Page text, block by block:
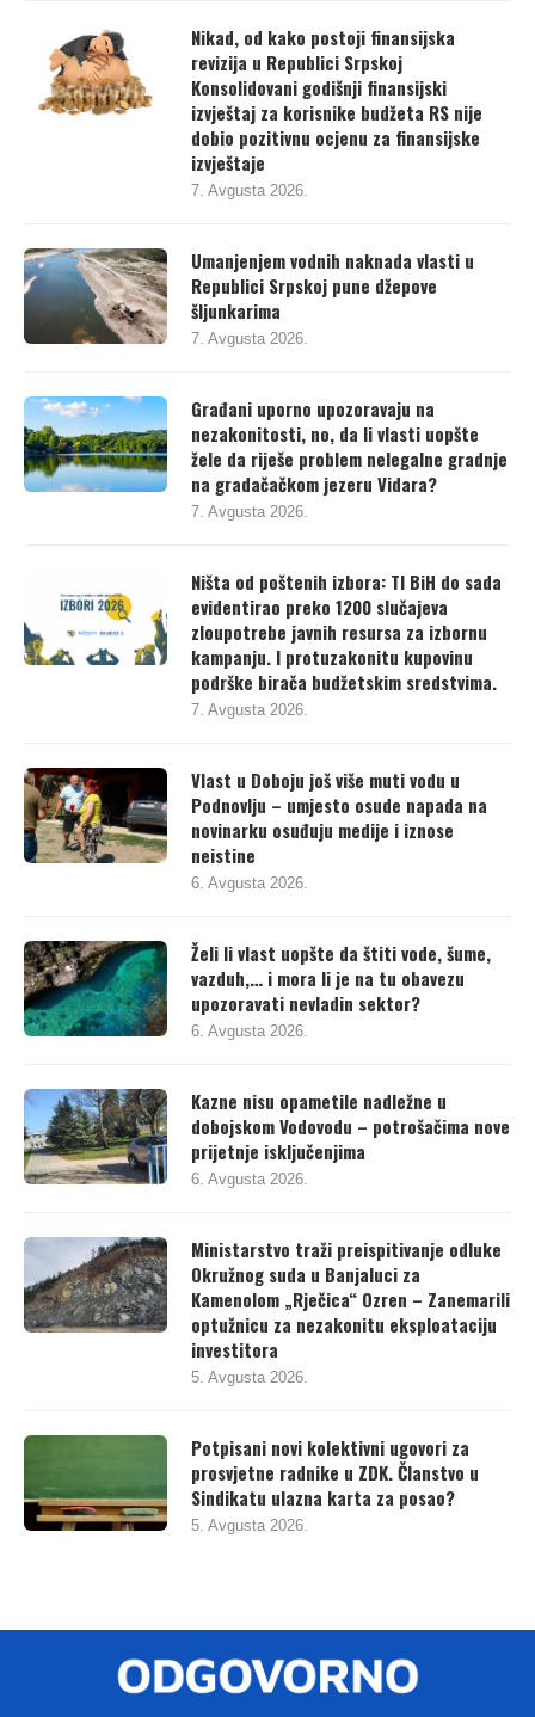
Nikad, od kako postoji finansijska
revizija u Republici Srpskoj
Konsolidovani godišnji finansijski
izvještaj za korisnike budžeta RS nije
dobio pozitivnu ocjenu za finansijske
izvještaje
Umanjenjem vodnih naknada vlasti u
Republici Srpskoj pune džepove
šljunkarima
Građani uporno upozoravaju na
nezakonitosti, no, da li vlasti uopšte
žele da riješe problem nelegalne gradnje
na gradačačkom jezeru Vidara?
Ništa od poštenih izbora: TI BiH do sada
evidentirao preko 1200 slučajeva
zloupotrebe javnih resursa za izbornu
kampanju. I protuzakonitu kupovinu
podrške birača budžetskim sredstvima.
Vlast u Doboju još više muti vodu u
Podnovlju – umjesto osude napada na
novinarku osuđuju medije i iznose
neistine
Želi li vlast uopšte da štiti vode, šume,
vazduh,… i mora li je na tu obavezu
upozoravati nevladin sektor?
Kazne nisu opametile nadležne u
dobojskom Vodovodu – potrošačima nove
prijetnje isključenjima
Ministarstvo traži preispitivanje odluke
Okružnog suda u Banjaluci za
Kamenolom „Rječica“ Ozren – Zanemarili
optužnicu za nezakonitu eksploataciju
investitora
Potpisani novi kolektivni ugovori za
prosvjetne radnike u ZDK. Članstvo u
Sindikatu ulazna karta za posao?